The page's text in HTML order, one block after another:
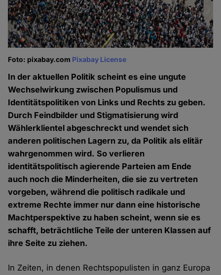
Foto: pixabay.com Pixabay License
In der aktuellen Politik scheint es eine ungute
Wechselwirkung zwischen Populismus und
Identitätspolitiken von Links und Rechts zu geben.
Durch Feindbilder und Stigmatisierung wird
Wählerklientel abgeschreckt und wendet sich
anderen politischen Lagern zu, da Politik als elitär
wahrgenommen wird. So verlieren
identitätspolitisch agierende Parteien am Ende
auch noch die Minderheiten, die sie zu vertreten
vorgeben, während die politisch radikale und
extreme Rechte immer nur dann eine historische
Machtperspektive zu haben scheint, wenn sie es
schafft, beträchtliche Teile der unteren Klassen auf
ihre Seite zu ziehen.
In Zeiten, in denen Rechtspopulisten in ganz Europa